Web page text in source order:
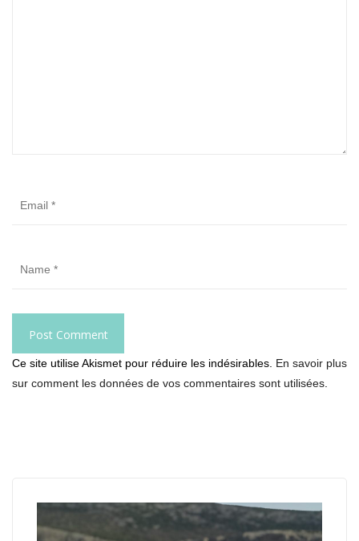
Ce site utilise Akismet pour réduire les indésirables. En savoir plus
sur comment les données de vos commentaires sont utilisées